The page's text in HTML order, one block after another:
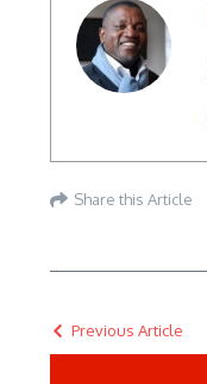
Share this Article
Previous Article